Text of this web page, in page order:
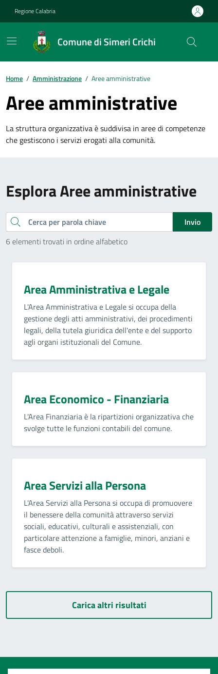
Regione Calabria
Comune di Simeri Crichi
Home / Amministrazione / Aree amministrative
Aree amministrative
La struttura organizzativa è suddivisa in aree di competenze
che gestiscono i servizi erogati alla comunità.
Esplora Aree amministrative
Cerca
Invio
6 elementi trovati in ordine alfabetico
Area Amministrativa e Legale
L'Area Amministrativa e Legale si occupa della
gestione degli atti amministrativi, dei procedimenti
legali, della tutela giuridica dell'ente e del supporto
agli organi istituzionali del Comune.
Area Economico - Finanziaria
L'Area Finanziaria è la ripartizioni organizzativa che
svolge tutte le funzioni contabili del comune.
Area Servizi alla Persona
L'Area Servizi alla Persona si occupa di promuovere
il benessere della comunità attraverso servizi
sociali, educativi, culturali e assistenziali, con
particolare attenzione a famiglie, minori, anziani e
fasce deboli.
Carica altri risultati